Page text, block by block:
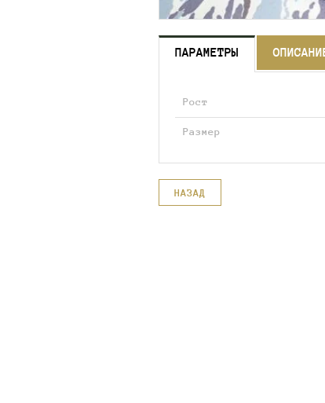
ПАРАМЕТРЫ
Рост
Размер
НАЗАД